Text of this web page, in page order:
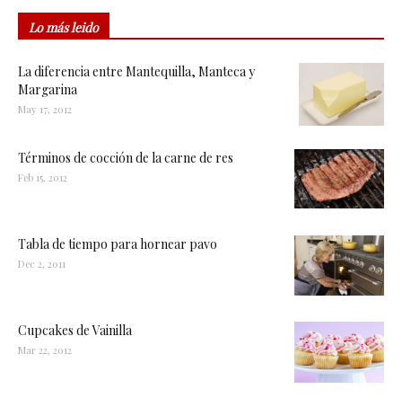
Lo más leido
La diferencia entre Mantequilla, Manteca y
Margarina
May 17, 2012
Términos de cocción de la carne de res
Feb 15, 2012
Tabla de tiempo para hornear pavo
Dec 2, 2011
Cupcakes de Vainilla
Mar 22, 2012